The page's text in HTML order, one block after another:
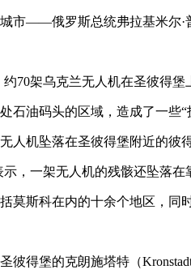
市——俄罗斯总统弗拉基米尔·
70架乌克兰无人机在圣彼得堡
石油码头的区域，造成了一些“
人机坠落在圣彼得堡附近的彼
，一架无人机的残骸还坠落在
莫斯科在内的十余个地区，同
彼得堡的克朗施塔特（